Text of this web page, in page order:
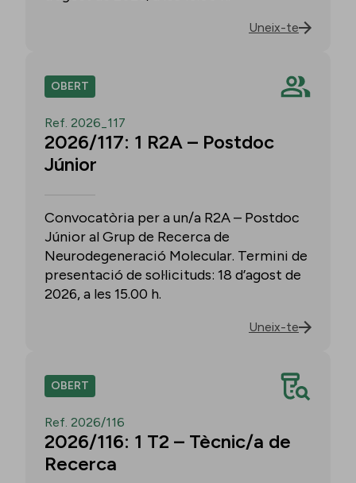
Uneix-te
OBERT
Ref. 2026_117
2026/117: 1 R2A – Postdoc
Júnior
Convocatòria per a un/a R2A – Postdoc
Júnior al Grup de Recerca de
Neurodegeneració Molecular. Termini de
presentació de sol·licituds: 18 d’agost de
2026, a les 15.00 h.
Uneix-te
OBERT
Ref. 2026/116
2026/116: 1 T2 – Tècnic/a de
Recerca